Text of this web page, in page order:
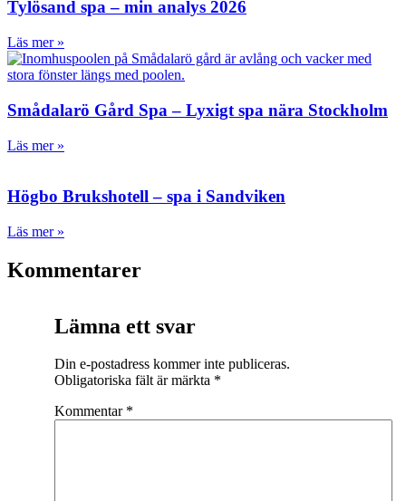
Tylösand spa – min analys 2026
Läs mer »
Smådalarö Gård Spa – Lyxigt spa nära Stockholm
Läs mer »
Högbo Brukshotell – spa i Sandviken
Läs mer »
Kommentarer
Lämna ett svar
Din e-postadress kommer inte publiceras.
Obligatoriska fält är märkta *
Kommentar *